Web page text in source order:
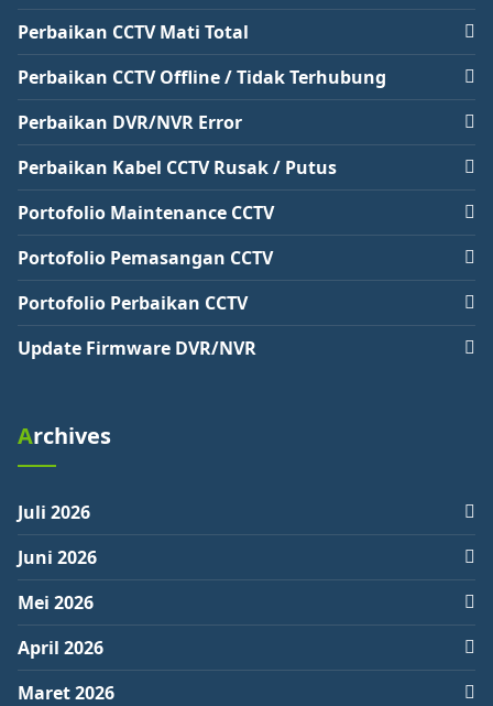
Perbaikan CCTV Mati Total
Perbaikan CCTV Offline / Tidak Terhubung
Perbaikan DVR/NVR Error
Perbaikan Kabel CCTV Rusak / Putus
Portofolio Maintenance CCTV
Portofolio Pemasangan CCTV
Portofolio Perbaikan CCTV
Update Firmware DVR/NVR
Archives
Juli 2026
Juni 2026
Mei 2026
April 2026
Maret 2026